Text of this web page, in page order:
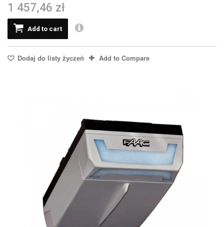
1 457,46 zł
Add to cart
Dodaj do listy życzeń Add to Compare